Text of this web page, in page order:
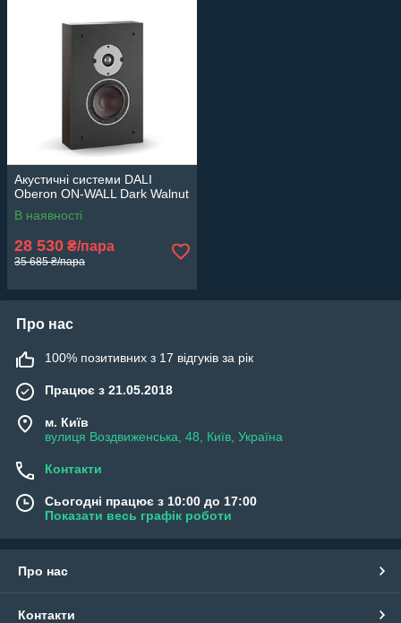
Акустичні системи DALI
Oberon ON-WALL Dark Walnut
В наявності
28 530 ₴/пара
35 685 ₴/пара
Про нас
100% позитивних з 17 відгуків за рік
Працює з 21.05.2018
м. Київ
вулиця Воздвиженська, 48, Київ, Україна
Контакти
Сьогодні працює з 10:00 до 17:00
Показати весь графік роботи
Про нас
Контакти